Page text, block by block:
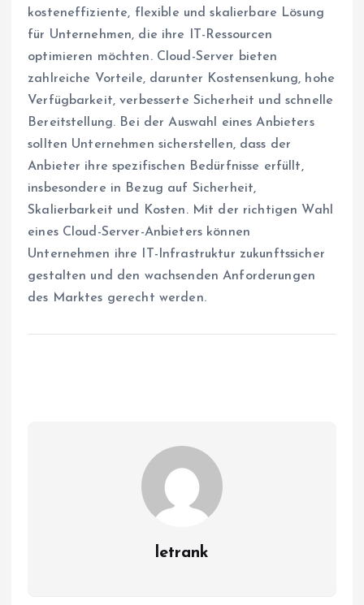
kosteneffiziente, flexible und skalierbare Lösung
für Unternehmen, die ihre IT-Ressourcen
optimieren möchten. Cloud-Server bieten
zahlreiche Vorteile, darunter Kostensenkung, hohe
Verfügbarkeit, verbesserte Sicherheit und schnelle
Bereitstellung. Bei der Auswahl eines Anbieters
sollten Unternehmen sicherstellen, dass der
Anbieter ihre spezifischen Bedürfnisse erfüllt,
insbesondere in Bezug auf Sicherheit,
Skalierbarkeit und Kosten. Mit der richtigen Wahl
eines Cloud-Server-Anbieters können
Unternehmen ihre IT-Infrastruktur zukunftssicher
gestalten und den wachsenden Anforderungen
des Marktes gerecht werden.
letrank